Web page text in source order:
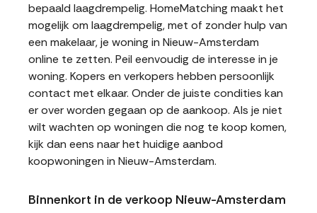
bepaald laagdrempelig. HomeMatching maakt het
mogelijk om laagdrempelig, met of zonder hulp van
een makelaar, je woning in Nieuw-Amsterdam
online te zetten. Peil eenvoudig de interesse in je
woning. Kopers en verkopers hebben persoonlijk
contact met elkaar. Onder de juiste condities kan
er over worden gegaan op de aankoop. Als je niet
wilt wachten op woningen die nog te koop komen,
kijk dan eens naar het huidige aanbod
koopwoningen in Nieuw-Amsterdam.
Binnenkort in de verkoop Nieuw-Amsterdam